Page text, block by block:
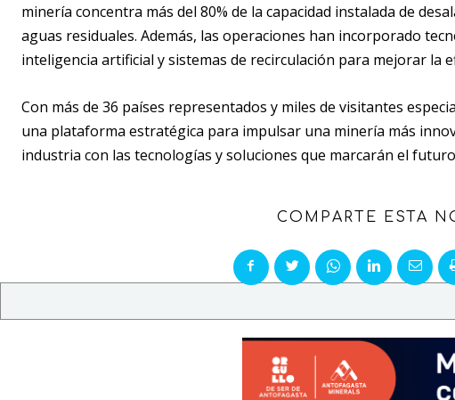
minería concentra más del 80% de la capacidad instalada de
aguas residuales. Además, las operaciones han incorporado
inteligencia artificial y sistemas de recirculación para mejorar la
Con más de 36 países representados y miles de visitantes
una plataforma estratégica para impulsar una minería más
industria con las tecnologías y soluciones que marcarán el
COMPARTE ESTA